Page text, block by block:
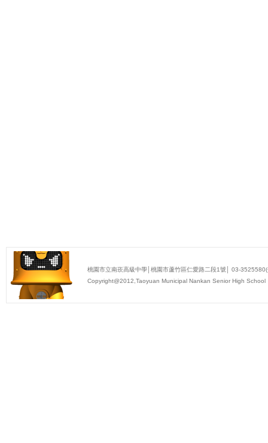
桃園市立南崁高級中學│桃園市蘆竹區仁愛路二段1號│ 03-
Copyright@2012,Taoyuan Municipal Nankan Senior High School